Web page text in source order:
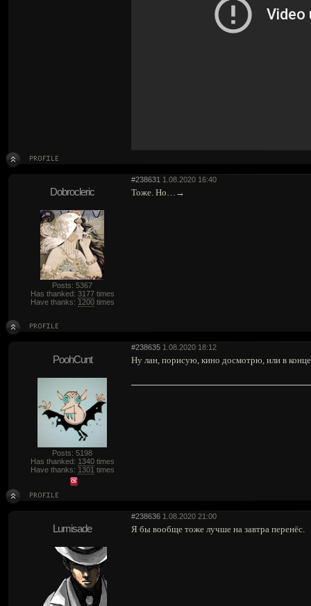
#238631 1.08.2020 16:40
Dobrocleric
Posts: 5367
Has thanked: 3177times
Have thanks: 1200times
Тоже. Но…→
#238635 1.08.2020 18:12
PoohCunt
Posts: 5198
Has thanked: 1340times
Have thanks: 1301 times
Ну лан, порисую, кино досмотрю, или в
#238636 1.08.2020 21:00
Lumisade Я бы вообще тоже лучше на завтра перенёс.